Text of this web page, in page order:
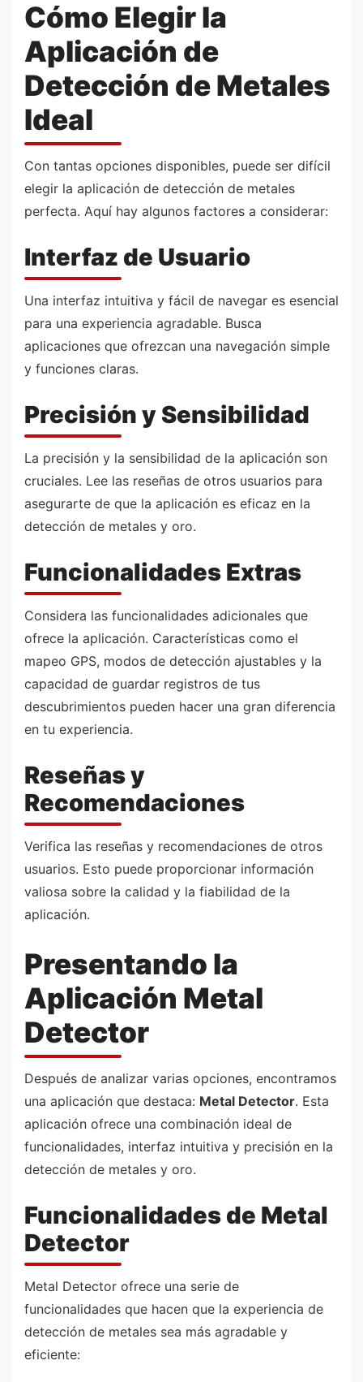
Cómo Elegir la
Aplicación de
Detección de Metales
Ideal
Con tantas opciones disponibles, puede ser difícil
elegir la aplicación de detección de metales
perfecta. Aquí hay algunos factores a considerar:
Interfaz de Usuario
Una interfaz intuitiva y fácil de navegar es esencial
para una experiencia agradable. Busca
aplicaciones que ofrezcan una navegación simple
y funciones claras.
Precisión y Sensibilidad
La precisión y la sensibilidad de la aplicación son
cruciales. Lee las reseñas de otros usuarios para
asegurarte de que la aplicación es eficaz en la
detección de metales y oro.
Funcionalidades Extras
Considera las funcionalidades adicionales que
ofrece la aplicación. Características como el
mapeo GPS, modos de detección ajustables y la
capacidad de guardar registros de tus
descubrimientos pueden hacer una gran diferencia
en tu experiencia.
Reseñas y
Recomendaciones
Verifica las reseñas y recomendaciones de otros
usuarios. Esto puede proporcionar información
valiosa sobre la calidad y la fiabilidad de la
aplicación.
Presentando la
Aplicación Metal
Detector
Después de analizar varias opciones, encontramos
una aplicación que destaca: Metal Detector. Esta
aplicación ofrece una combinación ideal de
funcionalidades, interfaz intuitiva y precisión en la
detección de metales y oro.
Funcionalidades de Metal
Detector
Metal Detector ofrece una serie de
funcionalidades que hacen que la experiencia de
detección de metales sea más agradable y
eficiente: